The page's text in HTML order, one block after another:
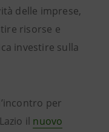
delle imprese,
risorse e
investire sulla
per
il nuovo